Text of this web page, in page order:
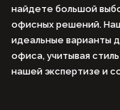
найдете большой
офисных решений.
идеальные варианты
офиса, учитывая
нашей экспертизе и